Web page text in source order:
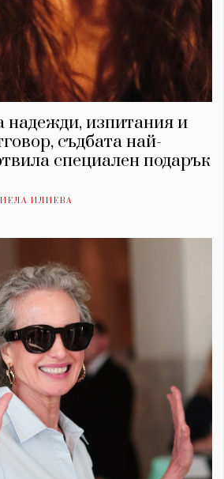
надежди, изпитания и
съдбата най-
специален подарък
ИЛИЕВА